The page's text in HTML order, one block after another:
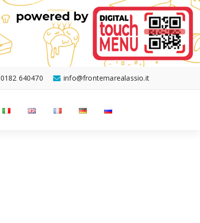
info@frontemarealassio.it
0182 640470